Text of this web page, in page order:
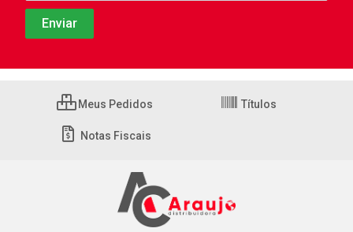
Meus Pedidos Títulos
Notas Fiscais